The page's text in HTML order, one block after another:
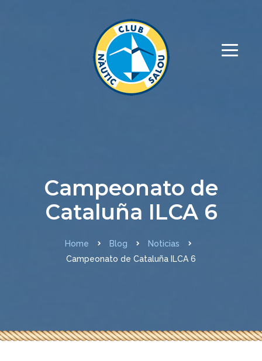
Campeonato de
Cataluña ILCA 6
Home Blog
Noticias
Campeonato de Cataluña ILCA 6